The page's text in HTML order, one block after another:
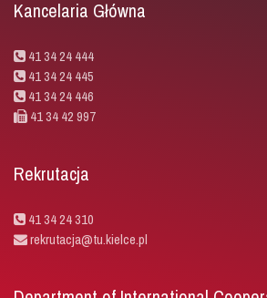
Kancelaria Główna
41 34 24 444
41 34 24 445
41 34 24 446
41 34 42 997
Rekrutacja
41 34 24 310
rekrutacja@tu.kielce.pl